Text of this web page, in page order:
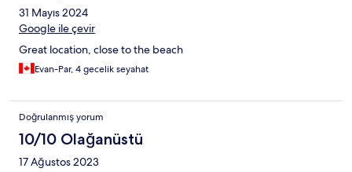
31 Mayıs 2024
Google ile çevir
Great location, close to the beach
Evan-Par, 4 gecelik seyahat
Doğrulanmış yorum
10/10 Olağanüstü
17 Ağustos 2023